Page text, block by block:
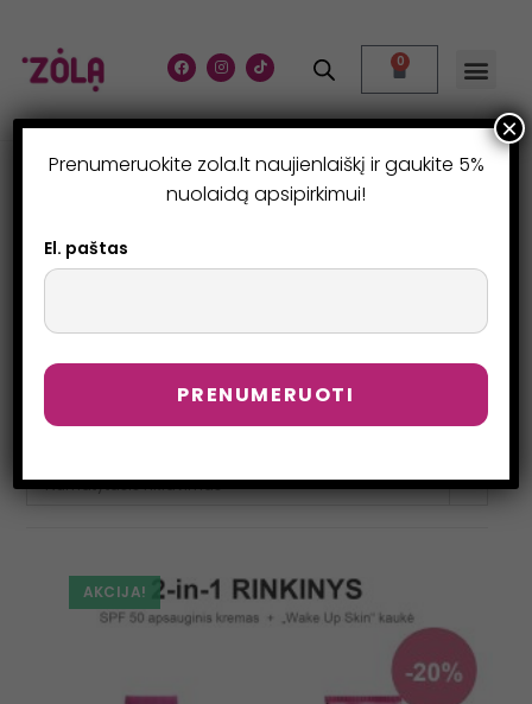
0
SPEC. PASIŪLYMAI
> Produktai
Numatytasis rikiavimas
AKCIJA!
Prenumeruokite zola.lt naujienlaiškį ir gaukite 5%
nuolaidą apsipirkimui!
El. paštas
×